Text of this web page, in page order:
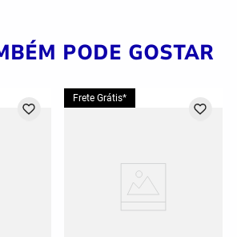
PODE GOSTAR
Frete Grátis*